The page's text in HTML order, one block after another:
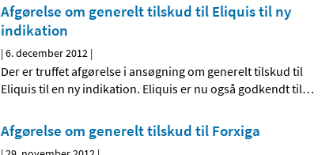
Afgørelse om generelt tilskud til Eliquis til ny
indikation
|6. december 2012 |
Der er truffet afgørelse i ansøgning om generelt tilskud til
Eliquis til en ny indikation. Eliquis er nu også godkendt til…
Afgørelse om generelt tilskud til Forxiga